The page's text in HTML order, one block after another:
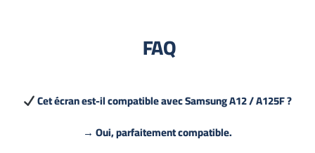
FAQ
Cet écran est-il compatible avec Samsung A12 / A125F ?
→ Oui, parfaitement compatible.